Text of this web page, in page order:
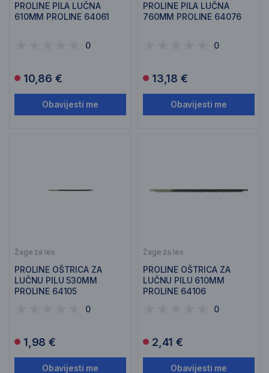
PROLINE PILA LUČNA
610MM PROLINE 64061
0
10,86 €
Obavijesti me
PROLINE PILA LUČNA
760MM PROLINE 64076
0
13,18 €
Obavijesti me
Žage za les
PROLINE OŠTRICA ZA
LUČNU PILU 530MM
PROLINE 64105
0
1,98 €
Obavijesti me
Žage za les
PROLINE OŠTRICA ZA
LUČNU PILU 610MM
PROLINE 64106
0
2,41 €
Obavijesti me